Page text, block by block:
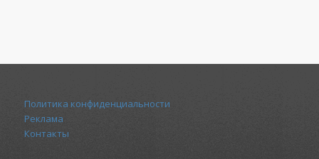
Политика конфиденциальности
Реклама
Контакты